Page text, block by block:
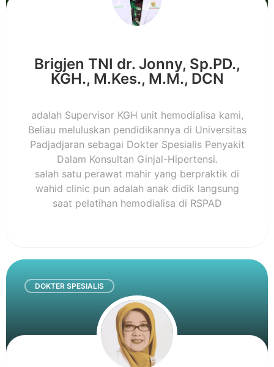
Brigjen TNI dr. Jonny, Sp.PD.,
KGH., M.Kes., M.M., DCN
adalah Supervisor KGH unit hemodialisa kami,
Beliau meluluskan pendidikannya di Universitas
Padjadjaran sebagai Dokter Spesialis Penyakit
Dalam Konsultan Ginjal-Hipertensi.
salah satu perawat mahir yang berpraktik di
wahid clinic pun adalah anak didik langsung
saat pelatihan hemodialisa di RSPAD
DOKTER SPESIALIS